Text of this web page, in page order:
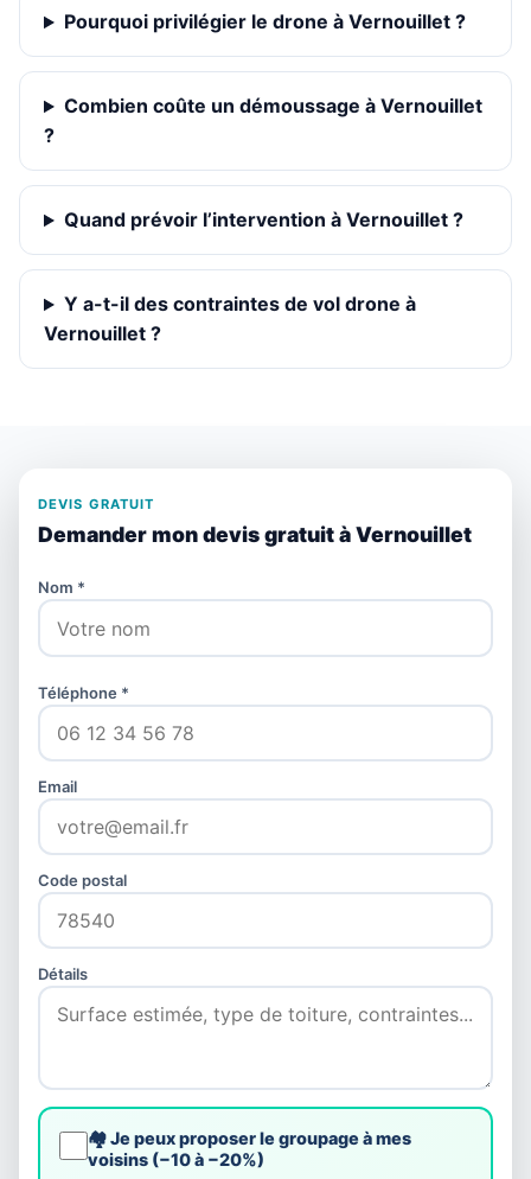
Pourquoi privilégier le drone à Vernouillet ?
Combien coûte un démoussage à Vernouillet
?
Quand prévoir l’intervention à Vernouillet ?
Y a-t-il des contraintes de vol drone à
Vernouillet ?
DEVIS GRATUIT
Demander mon devis gratuit à Vernouillet
Nom *
Téléphone *
Email
Code postal
Détails
🏘️ Je peux proposer le groupage à mes
voisins (−10 à −20%)